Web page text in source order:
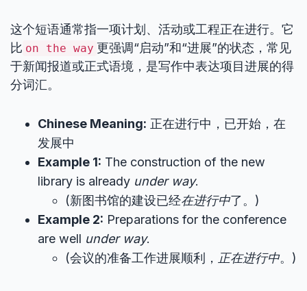
这个短语通常指一项计划、活动或工程正在进行。它
比 on the way 更强调“启动”和“进展”的状态，常见
于新闻报道或正式语境，是写作中表达项目进展的得
分词汇。
Chinese Meaning: 正在进行中，已开始，在
发展中
Example 1: The construction of the new
library is already under way.
(新图书馆的建设已经在进行中了。)
Example 2: Preparations for the conference
are well under way.
(会议的准备工作进展顺利， 正在进行中。)